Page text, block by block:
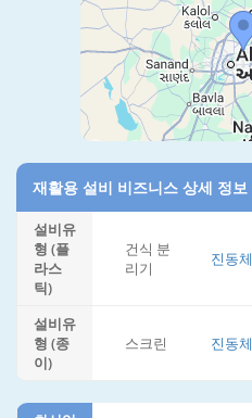
재활용 설비 비즈니스 상세 정보
설비유
형 (플
라스
틱)
건식 분
리기
진동체
설비유
형 (종
이)
스크린 진동체